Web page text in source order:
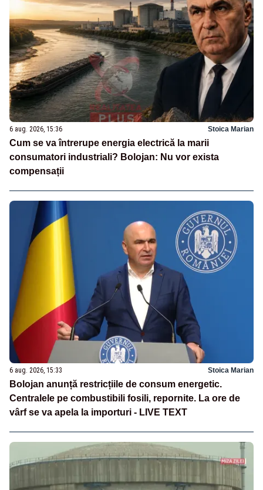
6 aug. 2026, 15:36 Stoica Marian
Cum se va întrerupe energia electrică la marii
consumatori industriali? Bolojan: Nu vor exista
compensații
6 aug. 2026, 15:33 Stoica Marian
Bolojan anunță restricțiile de consum energetic.
Centralele pe combustibili fosili, repornite. La ore de
vârf se va apela la importuri - LIVE TEXT